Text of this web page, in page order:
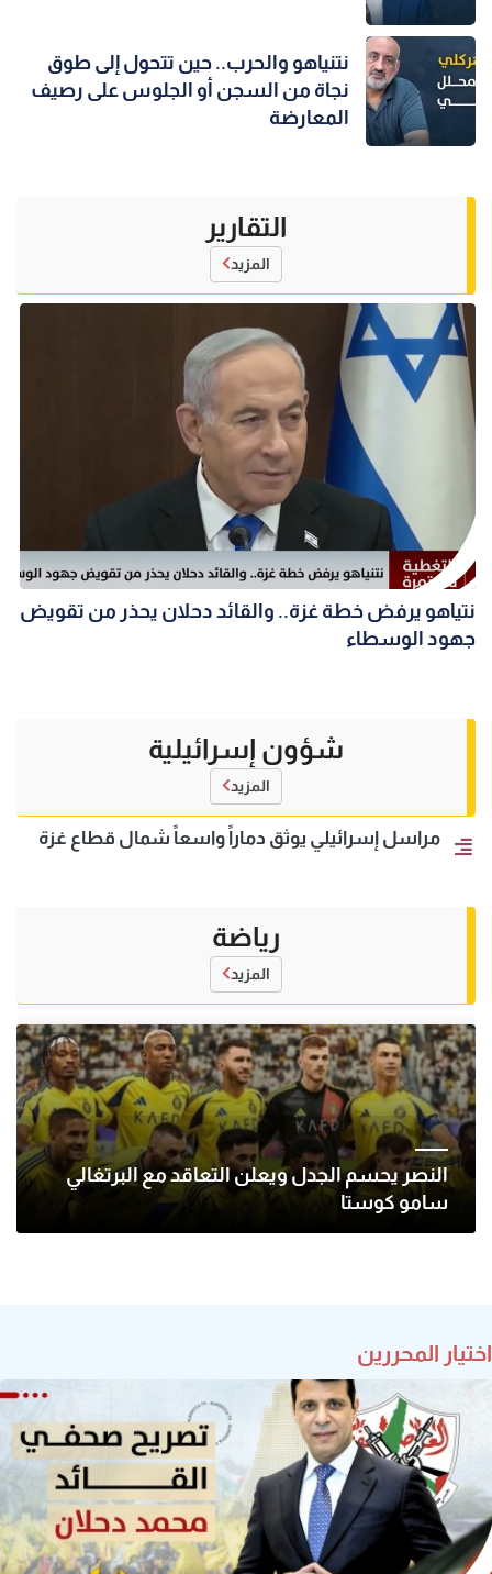
نتنياهو والحرب.. حين تتحول إلى طوق
نجاة من السجن أو الجلوس على رصيف
المعارضة
التقارير
المزيد
نتياهو يرفض خطة غزة.. والقائد دحلان يحذر من تقويض
جهود الوسطاء
شؤون إسرائيلية
المزيد
مراسل إسرائيلي يوثق دماراً واسعاً شمال قطاع غزة
رياضة
المزيد
النصر يحسم الجدل ويعلن التعاقد مع البرتغالي
سامو كوستا
اختيار المحررين